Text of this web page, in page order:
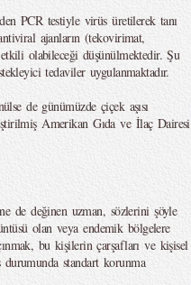
PCR testiyle virüs üretilerek tanı
ajanların (tekovirimat,
olabileceği düşünülmektedir. Şu
tedaviler uygulanmaktadır.
de günümüzde çiçek aşısı
Amerikan Gıda ve İlaç Dairesi
de değinen uzman, sözlerini şöyle
olan veya endemik bölgelere
bu kişilerin çarşafları ve kişisel
durumunda standart korunma